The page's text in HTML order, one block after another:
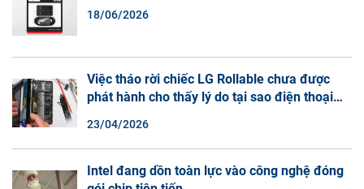
18/06/2026
Việc tháo rời chiếc LG Rollable chưa được
phát hành cho thấy lý do tại sao điện thoại
23/04/2026
Intel đang dồn toàn lực vào công nghệ đóng